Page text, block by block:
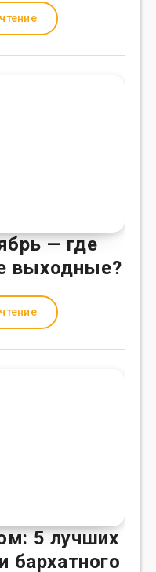
— где
выходные?
5 лучших
бархатного